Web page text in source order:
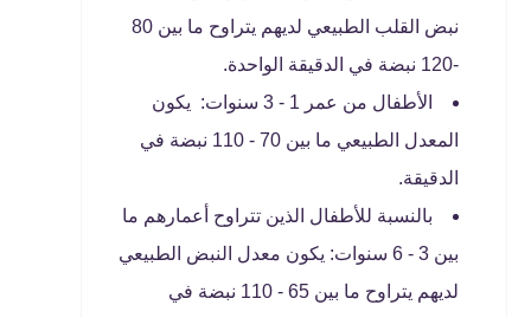
نبض القلب الطبيعي لديهم يتراوح ما بين 80
-120 نبضة في الدقيقة الواحدة.
الأطفال من عمر 1 - 3 سنوات: يكون
المعدل الطبيعي ما بين 70 - 110 نبضة في
الدقيقة.
بالنسبة للأطفال الذين تتراوح أعمارهم ما
بين 3 - 6 سنوات: يكون معدل النبض الطبيعي
لديهم يتراوح ما بين 65 - 110 نبضة في